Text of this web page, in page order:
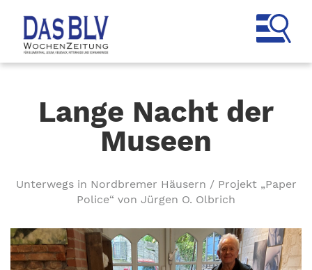
Lange Nacht der
Museen
Unterwegs in Nordbremer Häusern / Projekt „Paper
Police“ von Jürgen O. Olbrich